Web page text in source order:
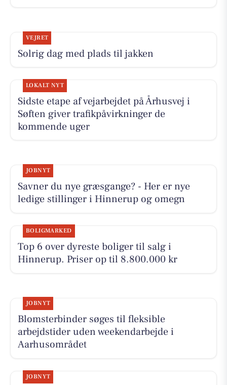
VEJRET
Solrig dag med plads til jakken
LOKALT NYT
Sidste etape af vejarbejdet på Århusvej i
Søften giver trafikpåvirkninger de
kommende uger
JOBNYT
Savner du nye græsgange? - Her er nye
ledige stillinger i Hinnerup og omegn
BOLIGMARKED
Top 6 over dyreste boliger til salg i
Hinnerup. Priser op til 8.800.000 kr
JOBNYT
Blomsterbinder søges til fleksible
arbejdstider uden weekendarbejde i
Aarhusområdet
JOBNYT